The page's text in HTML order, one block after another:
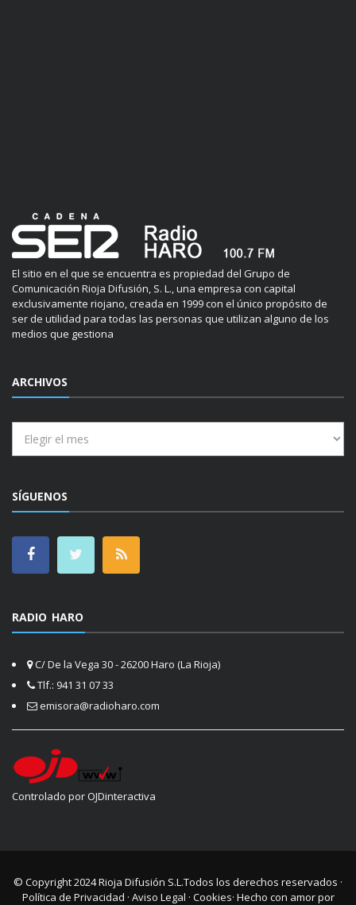
El sitio en el que se encuentra es propiedad del Grupo de
Comunicación Rioja Difusión, S. L., una empresa con capital
exclusivamente riojano, creada en 1999 con el único propósito de
ser de utilidad para todas las personas que utilizan alguno de los
medios que gestiona
ARCHIVOS
SÍGUENOS
RADIO HARO
C/ De la Vega 30 - 26200 Haro (La Rioja)
Tlf.: 941 31 07 33
emisora@radioharo.com
Controlado por OJDinteractiva
© Copyright 2024Rioja Difusión S.L.Todos los derechos reservados ·
Política de Privacidad · Aviso Legal · Cookies· Hecho con amor por